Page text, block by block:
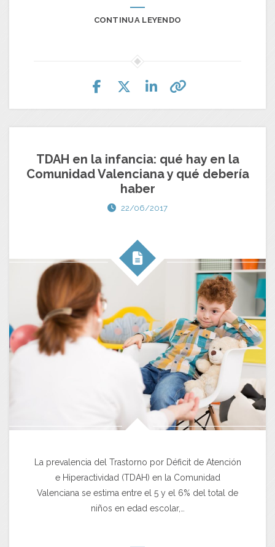
CONTINUA LEYENDO
TDAH en la infancia: qué hay en la
Comunidad Valenciana y qué debería
haber
22/06/2017
La prevalencia del Trastorno por Déficit de Atención
e Hiperactividad (TDAH) en la Comunidad
Valenciana se estima entre el 5 y el 6% del total de
niños en edad escolar,…